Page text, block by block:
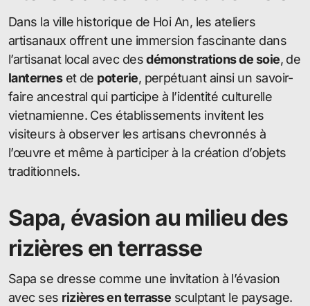
Dans la ville historique de Hoi An, les ateliers
artisanaux offrent une immersion fascinante dans
l’artisanat local avec desdémonstrations de soie, de
lanterneset de poterie, perpétuant ainsi un savoir-
faire ancestral qui participe à l’identité culturelle
vietnamienne. Ces établissements invitent les
visiteurs à observer les artisans chevronnés à
l’œuvre et même à participer à la création d’objets
traditionnels.
Sapa, évasion au milieu des
rizières en terrasse
Sapa se dresse comme une invitation à l’évasion
avec ses rizières en terrasse sculptant le paysage.